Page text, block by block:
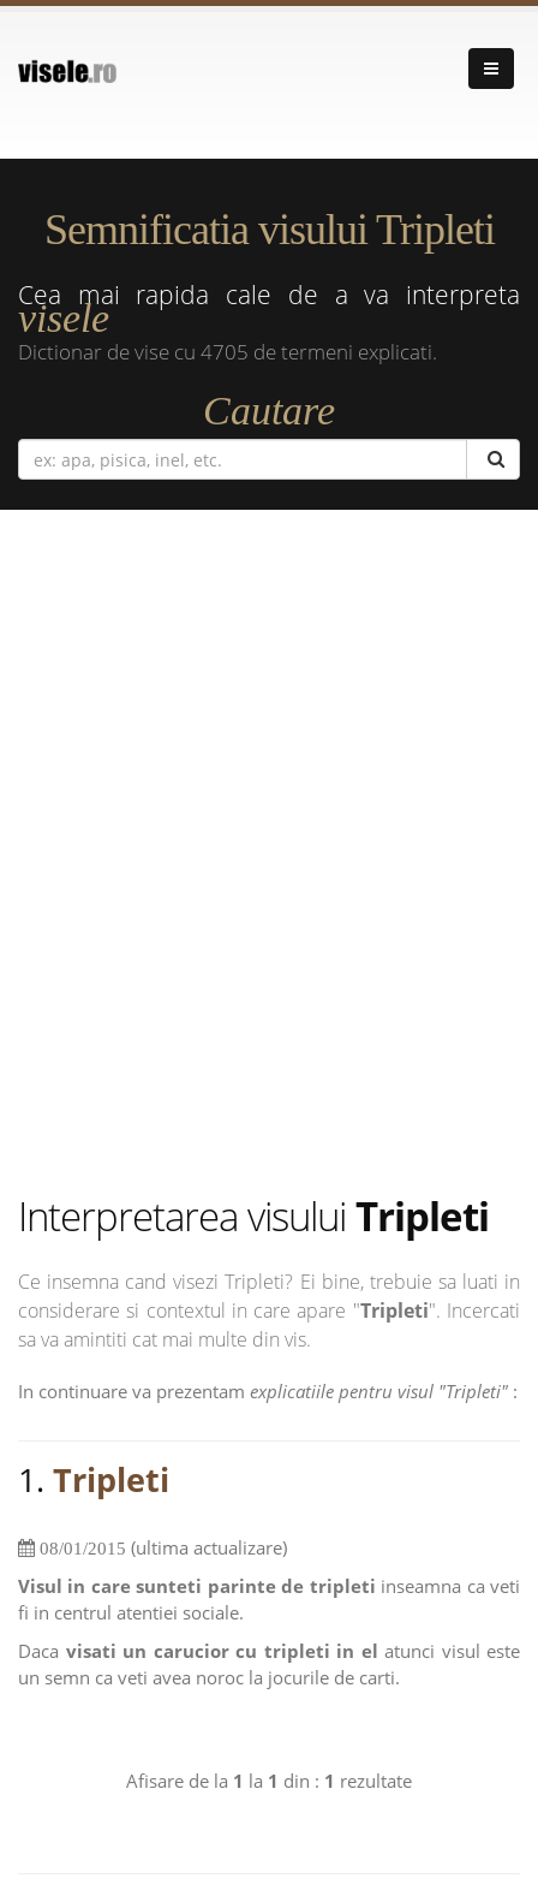
Semnificatia visului Tripleti
Cea mai rapida cale de a va interpreta
visele
Dictionar de vise cu 4705 de termeni explicati.
Cautare
Interpretarea visului Tripleti
Ce insemna cand visezi Tripleti? Ei bine, trebuie sa luati in
considerare si contextul in care apare "Tripleti". Incercati
sa va amintiti cat mai multe din vis.
In continuare va prezentam explicatiile pentru visul "Tripleti" :
1. Tripleti
08/01/2015 (ultima actualizare)
Visul in care sunteti parinte de tripleti inseamna ca veti
fi in centrul atentiei sociale.
Daca visati un carucior cu tripleti in el atunci visul este
un semn ca veti avea noroc la jocurile de carti.
Afisare de la 1 la 1 din : 1 rezultate